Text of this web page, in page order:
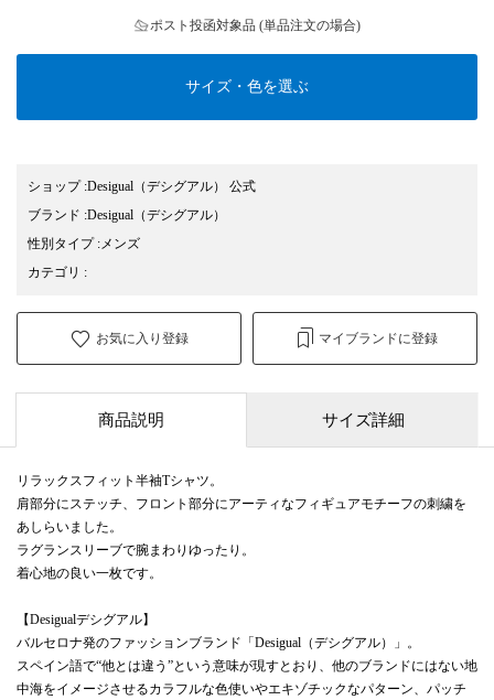
ポスト投函対象品 (単品注文の場合)
サイズ・色を選ぶ
ショップ:Desigual（デシグアル） 公式
ブランド :Desigual （デシグアル）
性別タイプ: メンズ
カテゴリ :
お気に入り登録 マイブランドに登録
商品説明 サイズ詳細
リラックスフィット半袖Tシャツ。
肩部分にステッチ、フロント部分にアーティなフィギュアモチーフの刺繍を
あしらいました。
ラグランスリーブで腕まわりゆったり。
着心地の良い一枚です。
【Desigualデシグアル】
バルセロナ発のファッションブランド「Desigual（デシグアル）」。
スペイン語で“他とは違う”という意味が現すとおり、他のブランドにはない地
中海をイメージさせるカラフルな色使いやエキゾチックなパターン、パッチ